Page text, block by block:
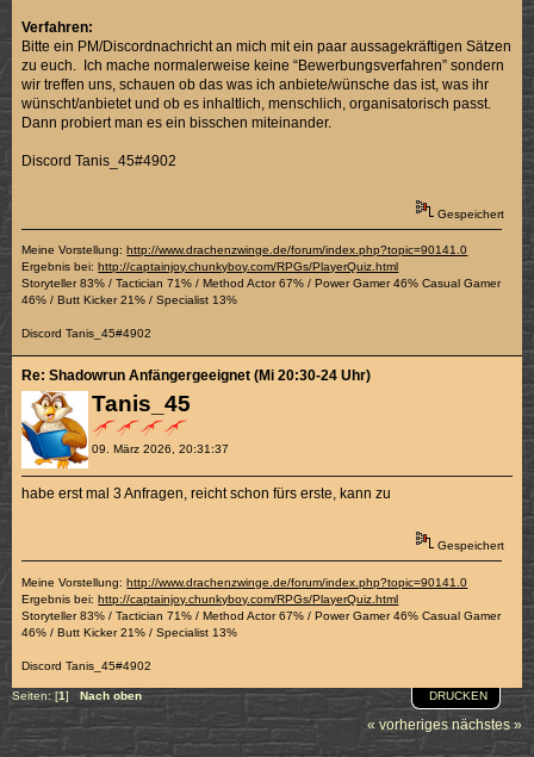
Verfahren:
Bitte ein PM/Discordnachricht an mich mit ein paar aussagekräftigen Sätzen
zu euch. Ich mache normalerweise keine “Bewerbungsverfahren” sondern
wir treffen uns, schauen ob das was ich anbiete/wünsche das ist, was ihr
wünscht/anbietet und ob es inhaltlich, menschlich, organisatorisch passt.
Dann probiert man es ein bisschen miteinander.
Discord Tanis_45#4902
Gespeichert
Meine Vorstellung:http://www.drachenzwinge.de/forum/index.php?topic=90141.0
Ergebnis bei:http://captainjoy.chunkyboy.com/RPGs/PlayerQuiz.html
Storyteller 83% / Tactician 71% / Method Actor 67% / Power Gamer 46% Casual Gamer
46% / Butt Kicker 21% / Specialist 13%
Discord Tanis_45#4902
Tanis_45
09. März 2026, 20:31:37
Re: Shadowrun Anfängergeeignet (Mi 20:30-24 Uhr)
habe erst mal 3 Anfragen, reicht schon fürs erste, kann zu
Gespeichert
Meine Vorstellung:http://www.drachenzwinge.de/forum/index.php?topic=90141.0
Ergebnis bei:http://captainjoy.chunkyboy.com/RPGs/PlayerQuiz.html
Storyteller 83% / Tactician 71% / Method Actor 67% / Power Gamer 46% Casual Gamer
46% / Butt Kicker 21% / Specialist 13%
Discord Tanis_45#4902
DRUCKEN
Seiten: [1] Nach oben
« vorheriges nächstes »